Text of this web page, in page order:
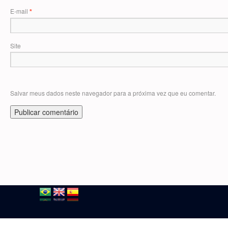
E-mail *
Site
Salvar meus dados neste navegador para a próxima vez que eu comentar.